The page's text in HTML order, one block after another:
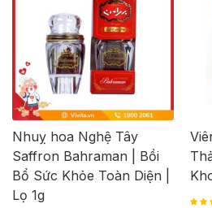
Nhuỵ hoa Nghệ Tây
Saffron Bahraman | Bồi
Bổ Sức Khỏe Toàn Diện |
Lọ 1g